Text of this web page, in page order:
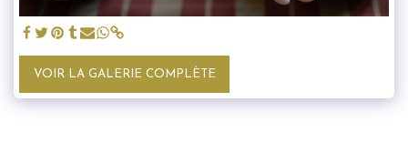
VOIR LA GALERIE COMPLÈTE